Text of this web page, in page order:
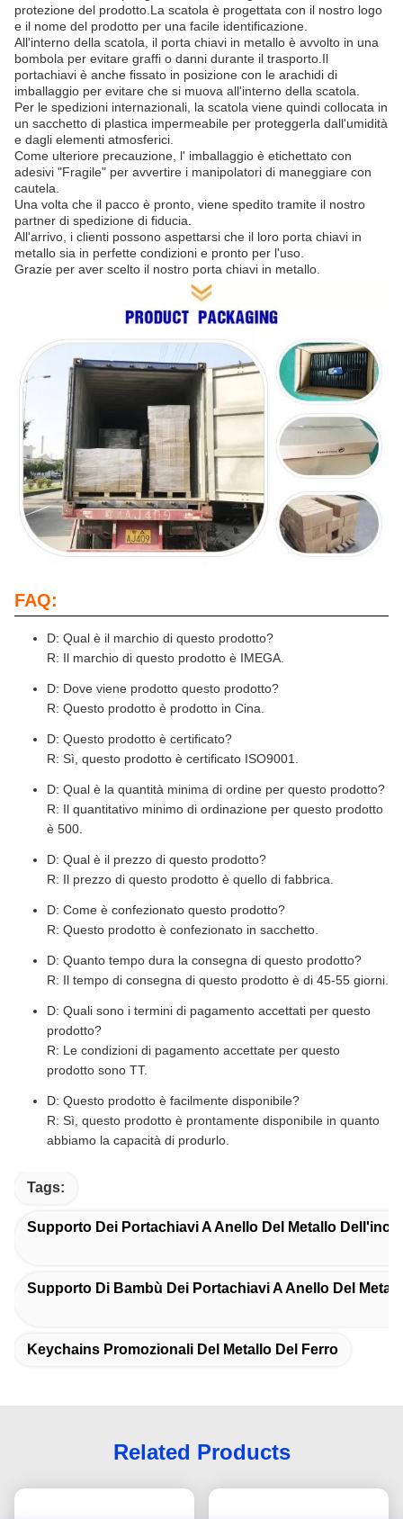
protezione del prodotto.La scatola è progettata con il nostro logo
e il nome del prodotto per una facile identificazione.
All'interno della scatola, il porta chiavi in metallo è avvolto in una
bombola per evitare graffi o danni durante il trasporto.Il
portachiavi è anche fissato in posizione con le arachidi di
imballaggio per evitare che si muova all'interno della scatola.
Per le spedizioni internazionali, la scatola viene quindi collocata in
un sacchetto di plastica impermeabile per proteggerla dall'umidità
e dagli elementi atmosferici.
Come ulteriore precauzione, l' imballaggio è etichettato con
adesivi "Fragile" per avvertire i manipolatori di maneggiare con
cautela.
Una volta che il pacco è pronto, viene spedito tramite il nostro
partner di spedizione di fiducia.
All'arrivo, i clienti possono aspettarsi che il loro porta chiavi in
metallo sia in perfette condizioni e pronto per l'uso.
Grazie per aver scelto il nostro porta chiavi in metallo.
FAQ:
D: Qual è il marchio di questo prodotto?
R: Il marchio di questo prodotto è IMEGA.
D: Dove viene prodotto questo prodotto?
R: Questo prodotto è prodotto in Cina.
D: Questo prodotto è certificato?
R: Sì, questo prodotto è certificato ISO9001.
D: Qual è la quantità minima di ordine per questo prodotto?
R: Il quantitativo minimo di ordinazione per questo prodotto
è 500.
D: Qual è il prezzo di questo prodotto?
R: Il prezzo di questo prodotto è quello di fabbrica.
D: Come è confezionato questo prodotto?
R: Questo prodotto è confezionato in sacchetto.
D: Quanto tempo dura la consegna di questo prodotto?
R: Il tempo di consegna di questo prodotto è di 45-55 giorni.
D: Quali sono i termini di pagamento accettati per questo
prodotto?
R: Le condizioni di pagamento accettate per questo
prodotto sono TT.
D: Questo prodotto è facilmente disponibile?
R: Sì, questo prodotto è prontamente disponibile in quanto
abbiamo la capacità di produrlo.
Tags:
Supporto Dei Portachiavi A Anello Del Metallo
Supporto Di Bambù Dei Portachiavi A Anello Del
Keychains Promozionali Del Metallo Del Ferro
Related Products